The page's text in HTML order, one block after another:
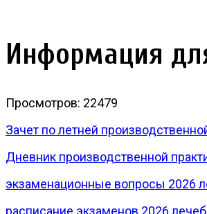
Информация
Просмотров: 22479
Зачет по летней
Дневник производственной
экзаменационные вопросы 2026
расписание экзаменов 2026